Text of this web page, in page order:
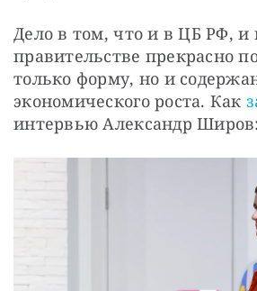
Дело в том, что и в ЦБ РФ, и
правительстве прекрасно
только форму, но и
экономического роста. Как
интервью Александр Широв: